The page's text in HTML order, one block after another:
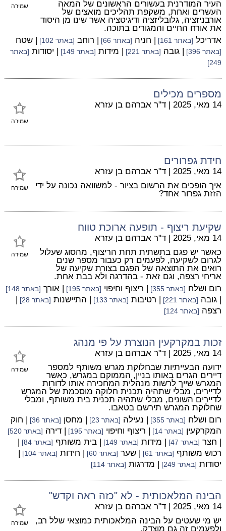
שמירה
העיר המודרנית בעשורים הראשונים של המאה
העשרים ואחת, משקפת תהליכים מואצים של
אורבניזציה, גלובליזציה ודיגיטציה אשר שינו מן היסוד
את אורח החיים והמגורים בתוכה.
אדריכל [באתר 161] | חניה [באתר 66] | רוחב [באתר 102] | שטח
[באתר 396] | גובה [באתר 221] | מידות [באתר 149] | יסודות [באתר
249]
מספרים מכילים
שמירה
14 מאי, 2025 | ד"ר אברהם בן עזרא
חידת גפרורים
שמירה
14 מאי, 2025 | ד"ר אברהם בן עזרא
איך הופכים את הרשום בציור - למשוואה נכונה על ידי
הזזת גפרור אחד?
שקיעת ריצוף - תופעה ארוכת טווח
שמירה
14 מאי, 2025 | ד"ר אברהם בן עזרא
כאשר יש פגם בתשתית תחת הריצוף, מהסוג שעלול
לגרום לשקיעה, לפעמים רק כעבור מספר שנים
רואים את התוצאה של הפגם בצורת שקיעה של
אריחי רצפה, וגם זאת - בהדרגה ולא בבת אחת.
רום ושלח [באתר 355] | ריצוף וחיפוי [באתר 195] | אורך [באתר 148]
| גובה [באתר 221] | רטיבות [באתר 133] | התיישנות [באתר 28]
|
רצפה [באתר 124]
זכות במקרקעין הנוצרת על פי מנהג
שמירה
14 מאי, 2025 | ד"ר אברהם בן עזרא
ידועה הבעייתיות שבחלוקת מגרש משותף למספר
דיירים הגרים באותו בניין, הממוקם במגרש, כאשר
המגרש שייך לרשות מנהלית המחכירה אותו לדורות
לדיירים, מבלי שתהיה תכנית חלוקה מוסכמת של המגרש
לדיירים השונים, מבלי שתהיה תכנית בית משותף, ומבלי
שחלוקת המגרש תירשם בטאבו.
רום ושלח [באתר 355] | נעילה [באתר 23] | מחסן [באתר 36]
| חוק
המקרקעין [באתר 14] | ריצוף וחיפוי [באתר 195] | דירה [באתר 520]
| חצר [באתר 47] | מידות [באתר 149] | בית משותף [באתר 84]
|
רכוש משותף [באתר 61] | שער [באתר 60] | חידות [באתר 104]
|
יסודות [באתר 249] | מדרגות [באתר 114]
הבינה המלאכותית - לא "כזה ראה וקדש"
שמירה
14 מאי, 2025 | ד"ר אברהם בן עזרא
יש מי שעטים על הבינה המלאכותית כמוצאי שלל רב,
ולפעמים זה גם מוצדק.